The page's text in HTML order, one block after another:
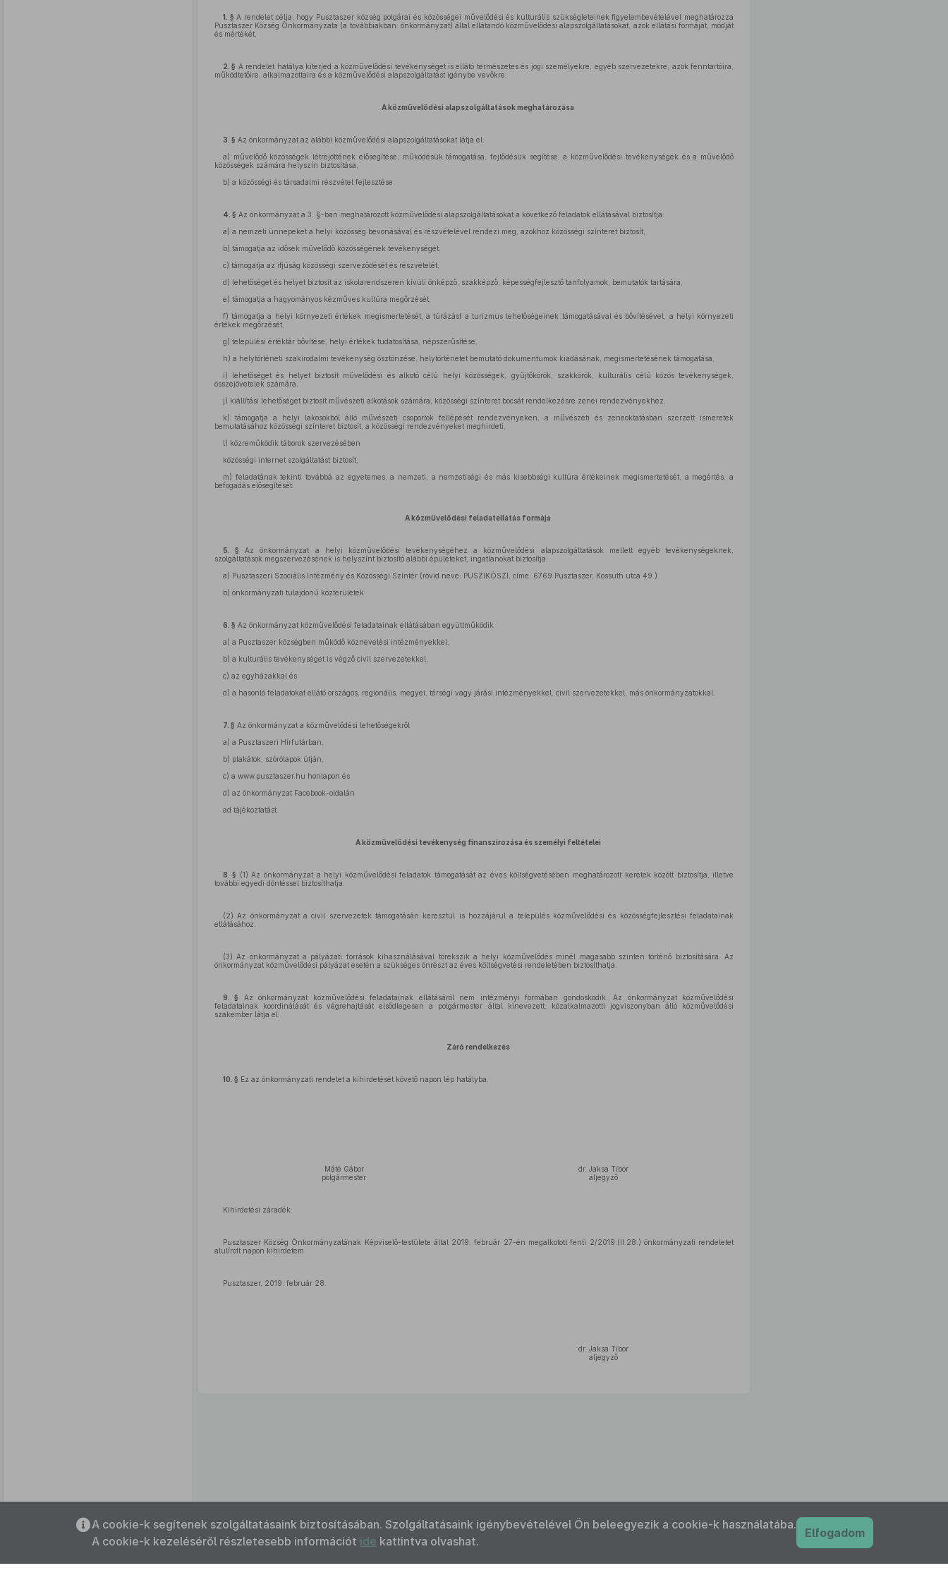
Az oldalmenübe visszatéréshez
ALT + S billentyűket.
1. § A rendelet célja, hogy Pusztaszer község polgárai és közösségei művelődési és kulturális szükségleteinek figyelembevételével meghatározza
Pusztaszer Község Önkormányzata (a továbbiakban: önkormányzat) által ellátandó közművelődési alapszolgáltatásokat, azok ellátási formáját, módját
és mértékét.
2. § A rendelet hatálya kiterjed a közművelődési tevékenységet is ellátó természetes és jogi személyekre, egyéb szervezetekre, azok fenntartóira,
működtetőire, alkalmazottaira és a közművelődési alapszolgáltatást igénybe vevőkre.
A közművelődési alapszolgáltatások meghatározása
3. § Az önkormányzat az alábbi közművelődési alapszolgáltatásokat látja el:
a) művelődő közösségek létrejöttének elősegítése, működésük támogatása, fejlődésük segítése, a közművelődési tevékenységek és a művelődő
közösségek számára helyszín biztosítása,
b) a közösségi és társadalmi részvétel fejlesztése.
4. § Az önkormányzat a 3. §-ban meghatározott közművelődési alapszolgáltatásokat a következő feladatok ellátásával biztosítja:
a) a nemzeti ünnepeket a helyi közösség bevonásával és részvételével rendezi meg, azokhoz közösségi színteret biztosít,
b) támogatja az idősek művelődő közösségének tevékenységét,
c) támogatja az ifjúság közösségi szerveződését és részvételét,
d) lehetőséget és helyet biztosít az iskolarendszeren kívüli önképző, szakképző, képességfejlesztő tanfolyamok, bemutatók tartására,
e) támogatja a hagyományos kézműves kultúra megőrzését,
f) támogatja a helyi környezeti értékek megismertetését, a túrázást a turizmus lehetőségeinek támogatásával és bővítésével, a helyi környezeti
értékek megőrzését,
g) települési értéktár bővítése, helyi értékek tudatosítása, népszerűsítése,
h) a helytörténeti szakirodalmi tevékenység ösztönzése, helytörténetet bemutató dokumentumok kiadásának, megismertetésének támogatása,
i) lehetőséget és helyet biztosít művelődési és alkotó célú helyi közösségek, gyűjtőkörök, szakkörök, kulturális célú közös tevékenységek,
összejövetelek számára,
j) kiállítási lehetőséget biztosít művészeti alkotások számára, közösségi színteret bocsát rendelkezésre zenei rendezvényekhez,
k) támogatja a helyi lakosokból álló művészeti csoportok fellépését rendezvényeken, a művészeti és zeneoktatásban szerzett ismeretek
bemutatásához közösségi színteret biztosít, a közösségi rendezvényeket meghirdeti,
l) közreműködik táborok szervezésében
közösségi internet szolgáltatást biztosít,
m) feladatának tekinti továbbá az egyetemes, a nemzeti, a nemzetiségi és más kisebbségi kultúra értékeinek megismertetését, a megértés, a
befogadás elősegítését.
A közművelődési feladatellátás formája
5. § Az önkormányzat a helyi közművelődési tevékenységéhez a közművelődési alapszolgáltatások mellett egyéb tevékenységeknek,
szolgáltatások megszervezésének is helyszínt biztosító alábbi épületeket, ingatlanokat biztosítja:
a) Pusztaszeri Szociális Intézmény és Közösségi Színtér (rövid neve: PUSZIKÖSZI, címe: 6769 Pusztaszer, Kossuth utca 49.)
b) önkormányzati tulajdonú közterületek.
6. § Az önkormányzat közművelődési feladatainak ellátásában együttműködik
a) a Pusztaszer községben működő köznevelési intézményekkel,
b) a kulturális tevékenységet is végző civil szervezetekkel,
c) az egyházakkal és
d) a hasonló feladatokat ellátó országos, regionális, megyei, térségi vagy járási intézményekkel, civil szervezetekkel, más önkormányzatokkal.
7. § Az önkormányzat a közművelődési lehetőségekről
a) a Pusztaszeri Hírfutárban,
b) plakátok, szórólapok útján,
c) a www.pusztaszer.hu honlapon és
d) az önkormányzat Facebook-oldalán
ad tájékoztatást.
A közművelődési tevékenység finanszírozása és személyi feltételei
8. § (1) Az önkormányzat a helyi közművelődési feladatok támogatását az éves költségvetésében meghatározott keretek között biztosítja, illetve
további egyedi döntéssel biztosíthatja.
(2) Az önkormányzat a civil szervezetek támogatásán keresztül is hozzájárul a település közművelődési és közösségfejlesztési feladatainak
ellátásához.
(3) Az önkormányzat a pályázati források kihasználásával törekszik a helyi közművelődés minél magasabb szinten történő biztosítására. Az
önkormányzat közművelődési pályázat esetén a szükséges önrészt az éves költségvetési rendeletében biztosíthatja.
9 . §
Az önkormányzat közművelődési feladatainak ellátásáról nem intézményi formában gondoskodik. Az önkormányzat közművelődési
feladatainak koordinálását és végrehajtását elsődlegesen a polgármester által kinevezett, közalkalmazotti jogviszonyban álló közművelődési
szakember látja el.
Záró rendelkezés
10 . § Ez az önkormányzati rendelet a kihirdetését követő napon lép hatályba.
Máté Gábor
polgármester
dr. Jaksa Tibor
aljegyző
Kihirdetési záradék:
Pusztaszer Község Önkormányzatának Képviselő-testülete által 2019. február 27-én megalkotott fenti 2/2019.(II.28.) önkormányzati rendeletet
alulírott napon kihirdetem.
Pusztaszer, 2019. február 28.
dr. Jaksa Tibor
aljegyző
A cookie-k segítenek szolgáltatásaink biztosításában. Szolgáltatásaink igénybevételével Ön beleegyezik a cookie-k használatába.
A cookie-k kezeléséről részletesebb információt ide kattintva olvashat.
Elfogadom